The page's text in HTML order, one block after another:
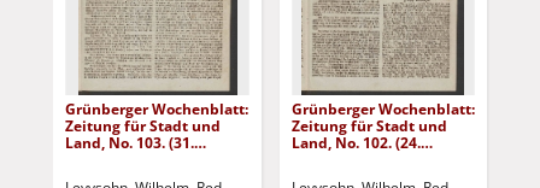
Grünberger Wochenblatt:
Zeitung für Stadt und
Land, No. 103. (31.
Grünberger Wochenblatt:
Zeitung für Stadt und
Land, No. 102. (24.